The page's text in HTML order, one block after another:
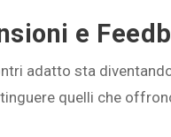
e
adatto sta
quelli che